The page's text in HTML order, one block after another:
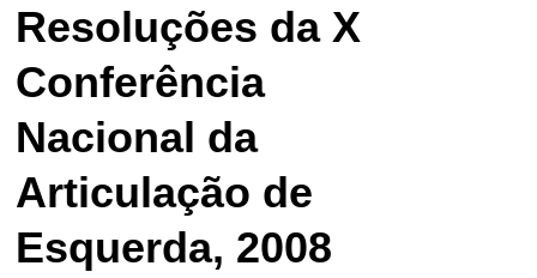
Resoluções da X
Conferência
Nacional da
Articulação de
Esquerda, 2008